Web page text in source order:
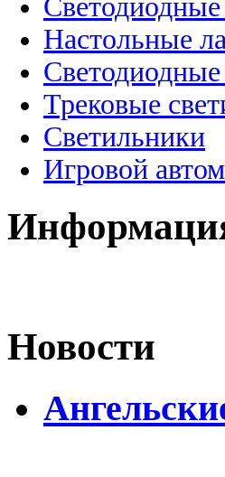
Настольные
Трековые
Светильники
Игровой
Новости